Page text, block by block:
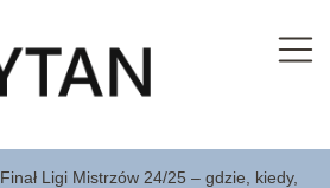
Finał Ligi Mistrzów 24/25 – gdzie, kiedy,